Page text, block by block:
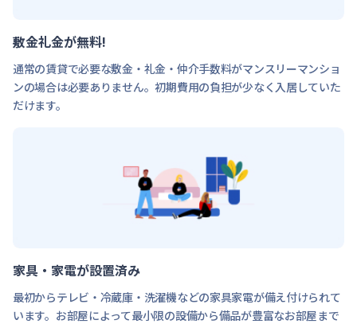
敷金礼金が無料!
通常の賃貸で必要な敷金・礼金・仲介手数料がマンスリーマンショ
ンの場合は必要ありません。初期費用の負担が少なく入居していた
だけます。
家具・家電が設置済み
最初からテレビ・冷蔵庫・洗濯機などの家具家電が備え付けられて
います。お部屋によって最小限の設備から備品が豊富なお部屋まで